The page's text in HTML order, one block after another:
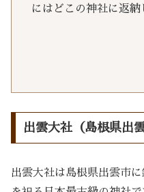
にはどこの神社に返納
出雲大社（島根県出雲
出雲大社は島根県出雲市